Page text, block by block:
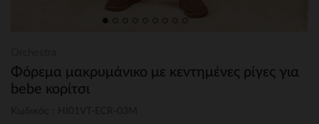
Φόρεμα μακρυμάνικο με κεντημένες ρίγες για
bebe κορίτσι